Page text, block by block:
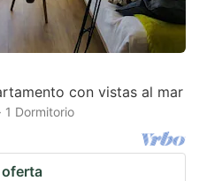
con vistas al mar
1 Dormitorio